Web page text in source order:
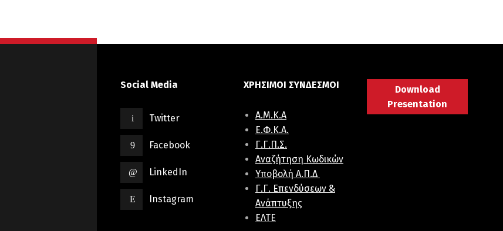
Social Media
Twitter
Facebook
LinkedIn
Instagram
ΧΡΗΣΙΜΟΙ ΣΥΝΔΕΣΜΟΙ
Α.Μ.Κ.Α
E.Φ.K.A.
Γ.Γ.Π.Σ.
Αναζήτηση Κωδικών
Υποβολή Α.Π.Δ
Γ.Γ. Επενδύσεων &
Ανάπτυξης
ΕΛΤΕ
Download
Presentation